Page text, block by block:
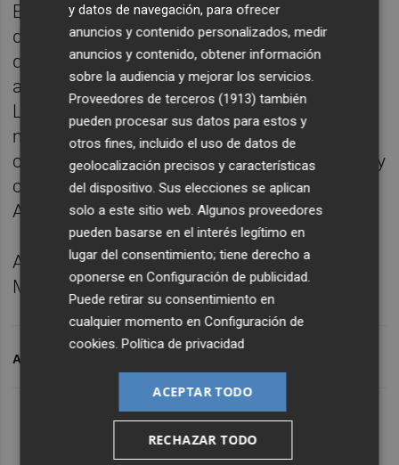
El Valencia tendría que aspirar a jugadores
de más categoría, por supuesto, pero ¿de
qué Valencia estamos hablando? ¿Del
actual? Entonces es imposible porque Peter
Lim lo conduce como una res camino del
matadero. El que pueda venir que, al menos,
como Canós, muestre hambre, sentimiento y
compromiso. Tendrá todos mis respetos.
Así, volver a ser alguien será más sencillo.
Aplaudan a ese hombre cuando asome por
Mestalla. Es un murciélago.
ARCHIVADO EN
y datos de navegación, para ofrecer
anuncios y contenido personalizados, medir
anuncios y contenido, obtener información
sobre la audiencia y mejorar los servicios.
Proveedores de terceros (1913) también
pueden procesar sus datos para estos y
otros fines, incluido el uso de datos de
geolocalización precisos y características
del dispositivo. Sus elecciones se aplican
solo a este sitio web. Algunos proveedores
pueden basarse en el interés legítimo en
lugar del consentimiento; tiene derecho a
oponerse enConfiguración de publicidad
Puede retirar su consentimiento en
cualquier momento enConfiguración de
cookies .Política de privacidad
ACEPTAR TODO
RECHAZAR TODO